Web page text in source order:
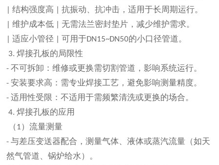
|结构强度高 |抗振动、抗冲击，适用于长周期运行。
|维护成本低 无需法兰密封垫片，减少维护需求。
|适应小管径 可用于DN15~DN50的小口径管道。
3.焊接孔板的局限性
-不可拆卸：维修或更换需切割管道，影响系统运行。
-安装要求高：需专业焊接工艺，避免影响测量精度。
-适用性受限：不适用于需频繁清洗或更换的场合。
4.焊接孔板的应用
（1 ）流量测量
-与差压变送器配合，测量气体、液体或蒸汽流量（如天
然气管道、锅炉给水）。